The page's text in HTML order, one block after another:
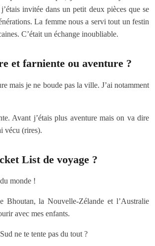
invitée dans un petit deux pièces que se
La femme nous a servi tout un festin
C’était un échange inoubliable.
et farniente ou aventure ?
mais je ne boude pas la ville. J’ai notamment
Avant j’étais plus aventure mais on va dire
vécu (rires).
List de voyage ?
monde !
Bhoutan, la Nouvelle-Zélande et l’Australie
avec mes enfants.
ne te tente pas du tout ?